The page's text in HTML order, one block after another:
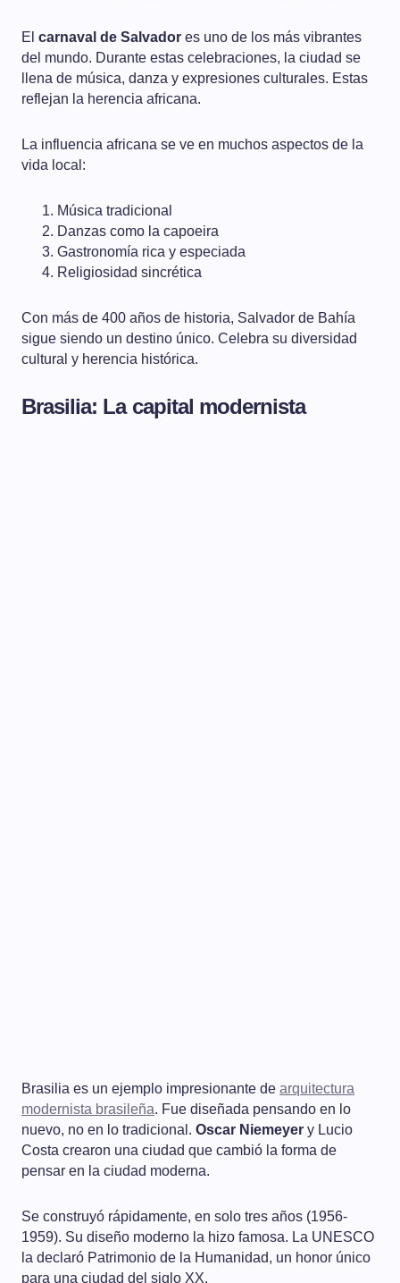
El carnaval de Salvador es uno de los más vibrantes
del mundo. Durante estas celebraciones, la ciudad se
llena de música, danza y expresiones culturales. Estas
reflejan la herencia africana.
La influencia africana se ve en muchos aspectos de la
vida local:
Música tradicional
Danzas como la capoeira
Gastronomía rica y especiada
Religiosidad sincrética
Con más de 400 años de historia, Salvador de Bahía
sigue siendo un destino único. Celebra su diversidad
cultural y herencia histórica.
Brasilia: La capital modernista
Brasilia es un ejemplo impresionante de arquitectura
modernista brasileña. Fue diseñada pensando en lo
nuevo, no en lo tradicional. Oscar Niemeyer y Lucio
Costa crearon una ciudad que cambió la forma de
pensar en la ciudad moderna.
Se construyó rápidamente, en solo tres años (1956-
1959). Su diseño moderno la hizo famosa. La UNESCO
la declaró Patrimonio de la Humanidad, un honor único
para una ciudad del siglo XX.